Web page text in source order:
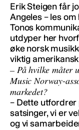
Erik Steigen får
Angeles – les
Tonos
utdyper her
øke norsk
viktig
– På hvilke måter
Music Norway-
markedet?
– Dette utfordrer
satsinger, vi er
og vi